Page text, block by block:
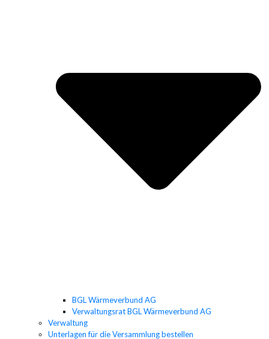
BGL Wärmeverbund AG
Verwaltungsrat BGL Wärmeverbund AG
Verwaltung
Unterlagen für die Versammlung bestellen